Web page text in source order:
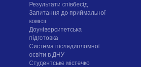
Результати співбесід
Запитання до приймальної
комісії
Доуніверситетська
підготовка
Система післядипломної
освіти в ДНУ
Cтудентське містечко